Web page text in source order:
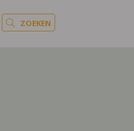
ZOEKEN